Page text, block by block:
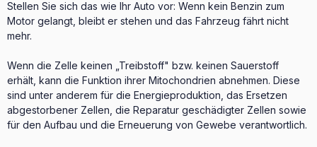
Stellen Sie sich das wie Ihr Auto vor: Wenn kein Benzin zum
Motor gelangt, bleibt er stehen und das Fahrzeug fährt nicht
mehr.
Wenn die Zelle keinen „Treibstoff" bzw. keinen Sauerstoff
erhält, kann die Funktion ihrer Mitochondrien abnehmen. Diese
sind unter anderem für die Energieproduktion, das Ersetzen
abgestorbener Zellen, die Reparatur geschädigter Zellen sowie
für den Aufbau und die Erneuerung von Gewebe verantwortlich.